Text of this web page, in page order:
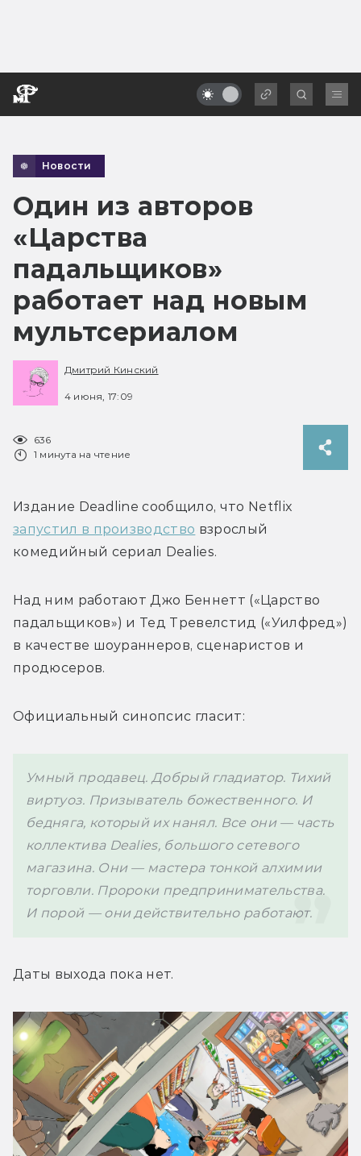
Новости
Один из авторов
«Царства
падальщиков»
работает над новым
мультсериалом
Дмитрий Кинский
4 июня, 17:09
636
1 минута на чтение
запустил в производство взрослый
комедийный сериал Dealies.
Над ним работают Джо Беннетт («Царство
падальщиков») и Тед Тревелстид («Уилфред»)
в качестве шоураннеров, сценаристов и
продюсеров.
Официальный синопсис гласит:
Умный продавец. Добрый гладиатор. Тихий
виртуоз. Призыватель божественного. И
бедняга, который их нанял. Все они — часть
коллектива Dealies, большого сетевого
магазина. Они — мастера тонкой алхимии
торговли. Пророки предпринимательства.
И порой — они действительно работают.
Даты выхода пока нет.